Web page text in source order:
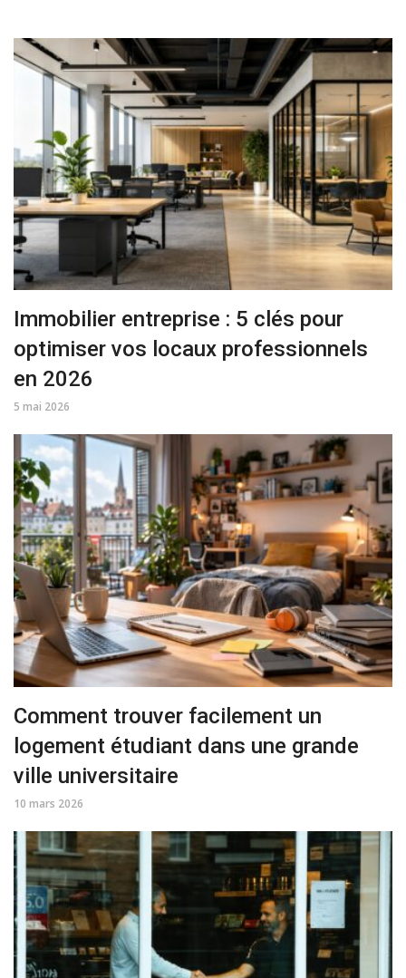
Immobilier entreprise : 5 clés pour
optimiser vos locaux professionnels
en 2026
5 mai 2026
Comment trouver facilement un
logement étudiant dans une grande
ville universitaire
10 mars 2026